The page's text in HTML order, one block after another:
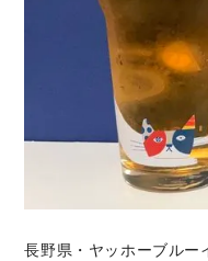
長野県・ヤッホーブルー